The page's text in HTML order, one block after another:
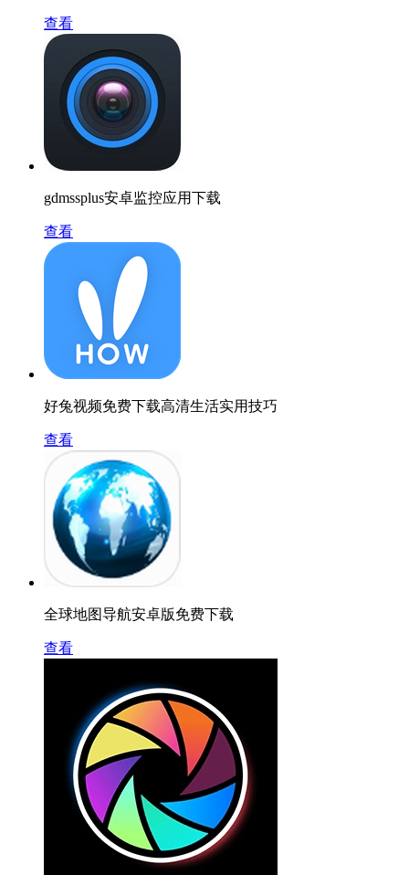
查看
gdmssplus安卓监控应用下载
查看
好兔视频免费下载高清生活实用技巧
查看
全球地图导航安卓版免费下载
查看